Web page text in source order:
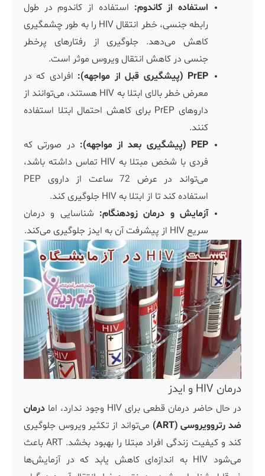
استفاده از کاندوم: استفاده از کاندوم در طول
رابطه جنسی، خطر انتقال HIV را به طور چشمگیری
کاهش می‌دهد. جلوگیری از رفتارهای پرخطر
جنسی در کاهش انتقال ویروس موثر است.
PrEP (پیشگیری قبل از مواجهه):
افرادی که در
معرض خطر بالای ابتلا به HIV هستند، می‌توانند از
داروهای PrEP برای کاهش احتمال ابتلا استفاده
کنند.
PEP (پیشگیری بعد از مواجهه):
در صورتی که
فردی با شخص مبتلا به HIV تماس داشته باشد،
می‌تواند در عرض 72 ساعت از داروی PEP
استفاده کند تا از ابتلا به HIV جلوگیری کند.
آزمایش و درمان زودهنگام: شناسایی و درمان
سریع HIV از پیشرفت آن به ایدز جلوگیری می‌کند.
درمان HIV و ایدز
در حال حاضر درمان قطعی برای HIV وجود ندارد، اما
درمان
ضد رتروویروسی (ART)
می‌تواند از تکثیر ویروس جلوگیری
کند و کیفیت زندگی افراد مبتلا را بهبود بخشد. ART باعث
می‌شود HIV به اندازه‌ای کاهش یابد که در آزمایش‌ها